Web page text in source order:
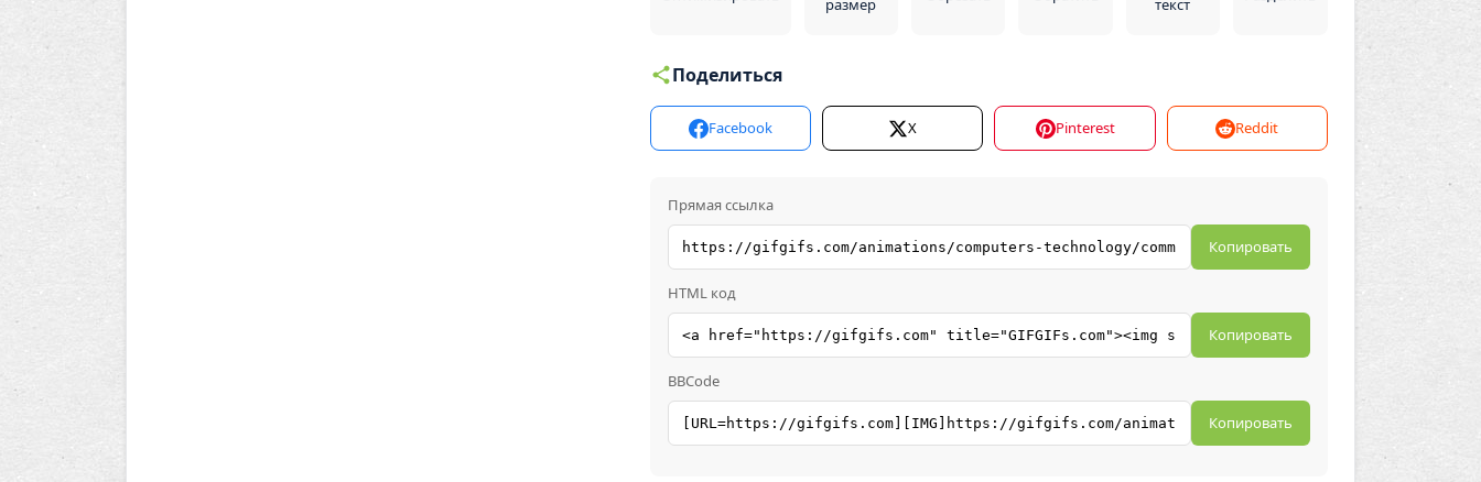
размер
текст
Поделиться
Facebook X Pinterest Reddit
Прямая ссылка
Копировать
HTML код
Копировать
BBCode
Копировать